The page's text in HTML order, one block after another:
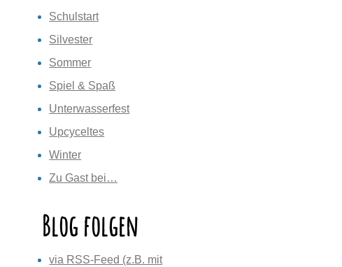
Schulstart
Silvester
Sommer
Spiel & Spaß
Unterwasserfest
Upcyceltes
Winter
Zu Gast bei…
Blog folgen
via RSS-Feed (z.B. mit